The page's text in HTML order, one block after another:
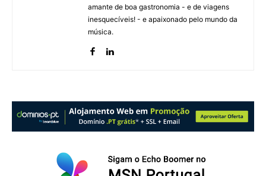
amante de boa gastronomia - e de viagens
inesquecíveis! - e apaixonado pelo mundo da
música.